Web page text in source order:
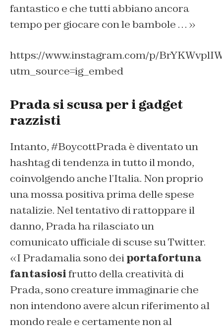
fantastico e che tutti abbiano ancora
tempo per giocare con le bambole … »
https://www.instagram.com/p/
utm_source=ig_embed
Prada si scusa per i gadget
razzisti
Intanto, #BoycottPrada è diventato un
hashtag di tendenza in tutto il mondo,
coinvolgendo anche l’Italia. Non proprio
una mossa positiva prima delle spese
natalizie. Nel tentativo di rattoppare il
danno, Prada ha rilasciato un
comunicato ufficiale di scuse su Twitter.
«I Pradamalia sono deiportafortuna
fantasiosifrutto della creatività di
Prada, sono creature immaginarie che
non intendono avere alcun riferimento al
mondo reale e certamente non al